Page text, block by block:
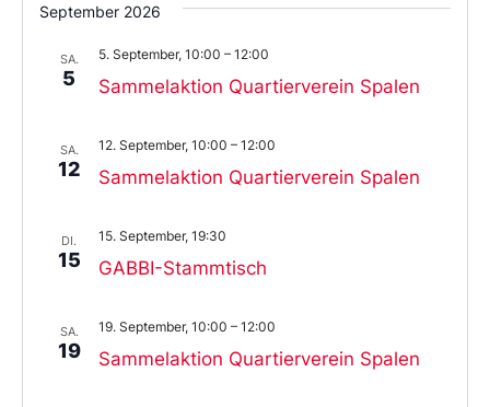
September 2026
SA.
5 Sammelaktion Quartierverein Spalen
5. September, 10:00 – 12:00
SA.
12 Sammelaktion Quartierverein Spalen
12. September, 10:00 – 12:00
DI.
15 GABBI-Stammtisch
15. September, 19:30
SA.
19 Sammelaktion Quartierverein Spalen
19. September, 10:00 – 12:00